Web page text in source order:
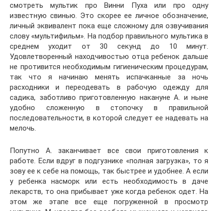
смотреть мультик про Винни Пуха или про одну
известную свинью. Это скорее ее личное обозначение,
личный эквивалент пока еще сложному для озвучивания
слову «мультифильм». На подбор правильного мультика в
среднем уходит от 30 секунд до 10 минут.
Удовлетворенный находчивостью отца ребенок дальше
не противится необходимым гигиеническим процедурам,
так что я начинаю менять испачканные за ночь
расходники и переодевать в рабочую одежду для
садика, заботливо приготовленную накануне А. и ныне
удобно сложенную в стопочку в правильной
последовательности, в которой следует ее надевать на
мелочь.
Попутно А. заканчивает все свои приготовления к
работе. Если вдруг в подгузнике «полная загрузка», то я
зову ее к себе на помощь, так быстрее и удобнее. А если
у ребенка насморк или есть необходимость в даче
лекарств, то она прибывает уже когда ребенок одет. На
этом же этапе все еще погруженной в просмотр